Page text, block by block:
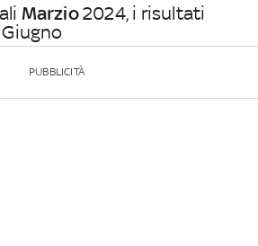
Marzio2024, i risultati
PUBBLICITÀ